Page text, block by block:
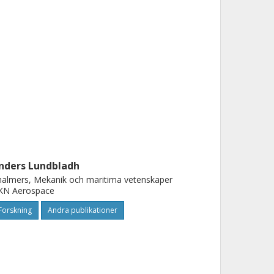
Lundbladh
Mekanik och maritima vetenskaper
Aerospace
Andra publikationer